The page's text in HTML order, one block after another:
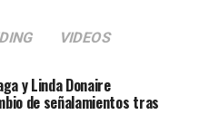
VIDEOS
y Linda Donaire
de señalamientos tras